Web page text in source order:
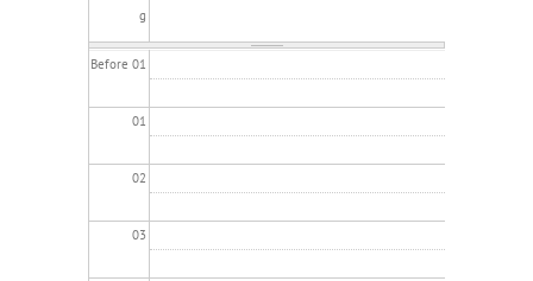
g
Before 01
01
02
03